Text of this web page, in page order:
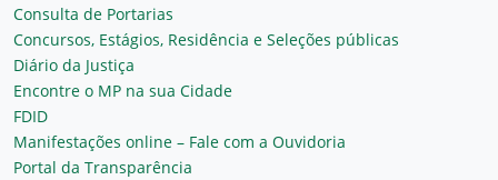
Consulta de Portarias
Concursos, Estágios, Residência e Seleções públicas
Diário da Justiça
Encontre o MP na sua Cidade
FDID
Manifestações online – Fale com a Ouvidoria
Portal da Transparência